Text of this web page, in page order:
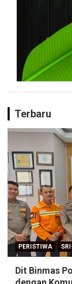
Terbaru
PERISTIWA
Dit Binmas